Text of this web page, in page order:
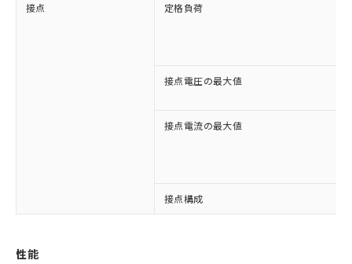
接点 定格負荷
接点電圧の最大値
接点電流の最大値
接点構成
性能